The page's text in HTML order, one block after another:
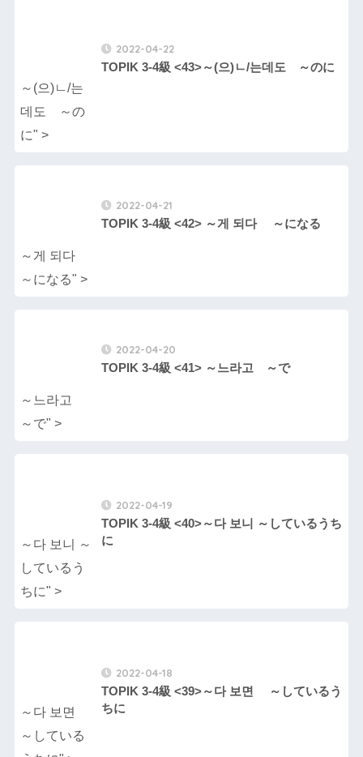
～(으)ㄴ/는
데도 ～の
に" >
2022-04-22
TOPIK 3-4級 <43>～(으)ㄴ/는데도 ～のに
～게 되다
～になる" >
2022-04-21
TOPIK 3-4級 <42> ～게 되다 ～になる
～느라고
～で" >
2022-04-20
TOPIK 3-4級 <41> ～느라고 ～で
～다 보니 ～
しているう
ちに" >
2022-04-19
TOPIK 3-4級 <40>～다 보니 ～しているうち
に
～다 보면
～している
2022-04-18
TOPIK 3-4級 <39>～다 보면 ～しているう
ちに